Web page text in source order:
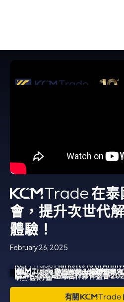
在泰
會，提升次世代
體驗！
February 26, 2025
Marks Its 10th
with Successful Launch of
Corporate Video
走訪台北，傾聽真實
Sponsors Medway
for the Third Consecutive Year,
Launching “Hole-in-One”
攜手泰國生活風格社群
MUTEYOU 與 Monster Run Bkk，
群跑步活動
於雪梨舉辦獨家帆船
慶祝品牌成立十週年全球合作夥伴盛會
成為市場分析師最有成就感的是什
Tim 第06集
有關